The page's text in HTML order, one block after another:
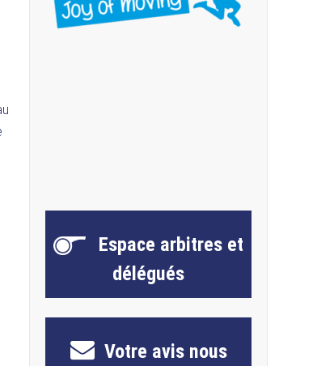
Espace arbitres et
délégués
Votre avis nous